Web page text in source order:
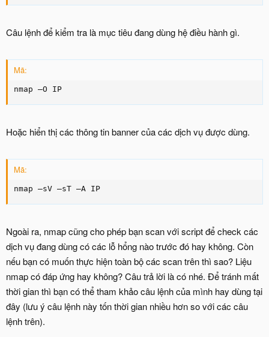
Câu lệnh để kiểm tra là mục tiêu đang dùng hệ điều hành gì.
Mã:
nmap –O IP
Hoặc hiển thị các thông tin banner của các dịch vụ được dùng.
Mã:
nmap –sV –sT –A IP
Ngoài ra, nmap cũng cho phép bạn scan với script để check các
dịch vụ đang dùng có các lỗ hổng nào trước đó hay không. Còn
nếu bạn có muốn thực hiện toàn bộ các scan trên thì sao? Liệu
nmap có đáp ứng hay không? Câu trả lời là có nhé. Để tránh mất
thời gian thì bạn có thể tham khảo câu lệnh của mình hay dùng tại
đây (lưu ý câu lệnh này tốn thời gian nhiều hơn so với các câu
lệnh trên).